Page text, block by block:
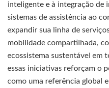
inteligente e à integração de
sistemas de assistência ao
expandir sua linha de
mobilidade compartilhada,
ecossistema sustentável em
essas iniciativas reforçam o
como uma referência global